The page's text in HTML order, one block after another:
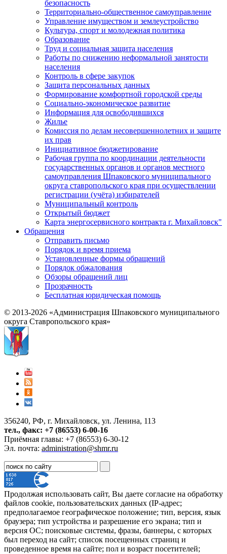
безопасность
Территориально-общественное самоуправление
Управление имуществом и землеустройство
Культура, спорт и молодежная политика
Образование
Труд и социальная защита населения
Работы по снижению неформальной занятости
населения
Контроль в сфере закупок
Защита персональных данных
Формирование комфортной городской среды
Социально-экономическое развитие
Информация для освободившихся
Жилье
Комиссия по делам несовершеннолетних и защите
их прав
Инициативное бюджетирование
Рабочая группа по координации деятельности
государственных органов и органов местного
самоуправления Шпаковского муниципального
округа ставропольского края при осуществлении
регистрации (учёта) избирателей
Муниципальный контроль
Открытый бюджет
Карта энергосервисного контракта г. Михайловск"
Обращения
Отправить письмо
Порядок и время приема
Установленные формы обращений
Порядок обжалования
Обзоры обращений лиц
Прозрачность
Бесплатная юридическая помощь
© 2013-2026 «Администрация Шпаковского муниципального
округа Ставропольского края»
356240, РФ, г. Михайловск, ул. Ленина, 113
тел., факс: +7 (86553) 6-00-16
Приёмная главы: +7 (86553) 6-30-12
Эл. почта: administration@shmr.ru
Продолжая использовать сайт, Вы даете согласие на обработку
файлов cookie, пользовательских данных (IP-адрес;
предполагаемое географическое положение; тип, версия, язык
браузера; тип устройства и разрешение его экрана; тип и
версия ОС; поисковые системы, фразы, баннеры, с которых
был переход на сайт; список посещенных страниц и
проведенное время на сайте; пол и возраст посетителей;